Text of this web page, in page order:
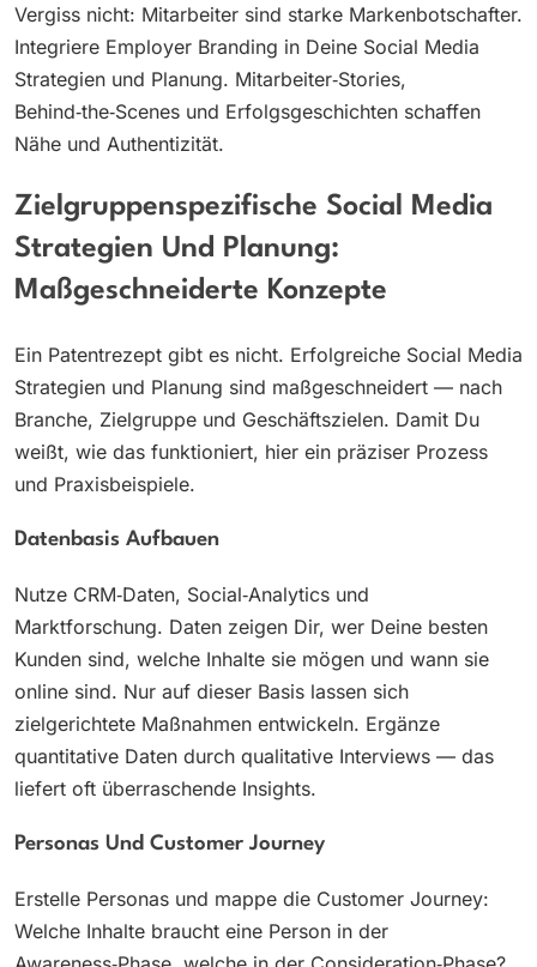
Vergiss nicht: Mitarbeiter sind starke Markenbotschafter.
Integriere Employer Branding in Deine Social Media
Strategien und Planung. Mitarbeiter‑Stories,
Behind‑the‑Scenes und Erfolgsgeschichten schaffen
Nähe und Authentizität.
Zielgruppenspezifische Social Media
Strategien Und Planung:
Maßgeschneiderte Konzepte
Ein Patentrezept gibt es nicht. Erfolgreiche Social Media
Strategien und Planung sind maßgeschneidert — nach
Branche, Zielgruppe und Geschäftszielen. Damit Du
weißt, wie das funktioniert, hier ein präziser Prozess
und Praxisbeispiele.
Datenbasis Aufbauen
Nutze CRM‑Daten, Social‑Analytics und
Marktforschung. Daten zeigen Dir, wer Deine besten
Kunden sind, welche Inhalte sie mögen und wann sie
online sind. Nur auf dieser Basis lassen sich
zielgerichtete Maßnahmen entwickeln. Ergänze
quantitative Daten durch qualitative Interviews — das
liefert oft überraschende Insights.
Personas Und Customer Journey
Erstelle Personas und mappe die Customer Journey:
Welche Inhalte braucht eine Person in der